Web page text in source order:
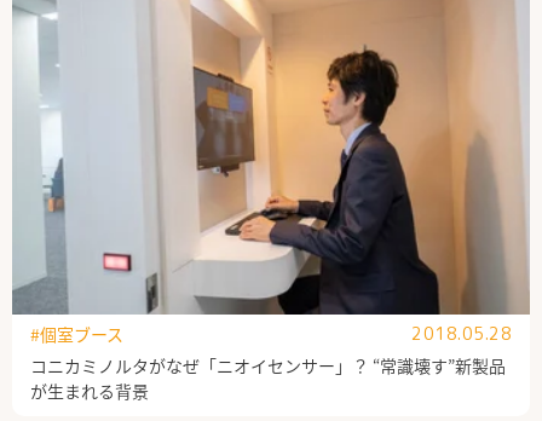
コニカミノルタがなぜ「ニオイセンサー」？ “常識壊す”新製品
が生まれる背景
#個室ブース 2018.05.28